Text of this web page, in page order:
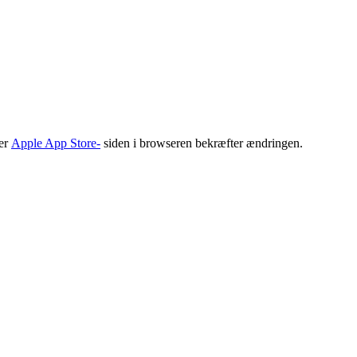
Apple App Store- siden i browseren bekræfter ændringen.